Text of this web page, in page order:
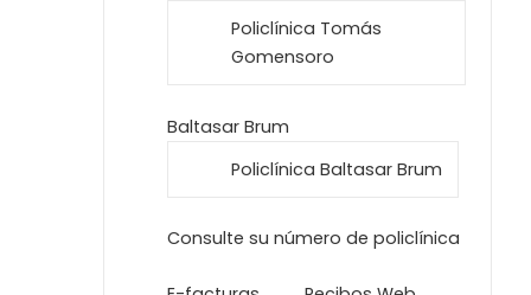
Policlínica Tomás
Gomensoro
Baltasar Brum
Policlínica Baltasar Brum
Consulte su número de policlínica